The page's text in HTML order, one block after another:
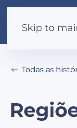
Skip to
Todas as